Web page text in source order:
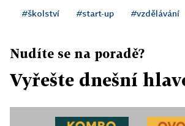
#školství #start-up #vzdělávání
Nudíte se na poradě?
Vyřešte dnešní